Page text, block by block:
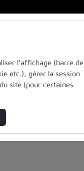
l’affichage (barre de
etc.), gérer la session
site (pour certaines